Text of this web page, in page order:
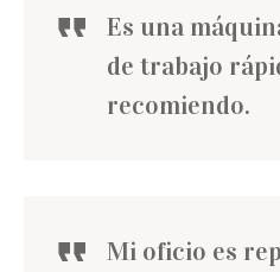
Es una
de trabajo
recomiendo.
Mi oficio es